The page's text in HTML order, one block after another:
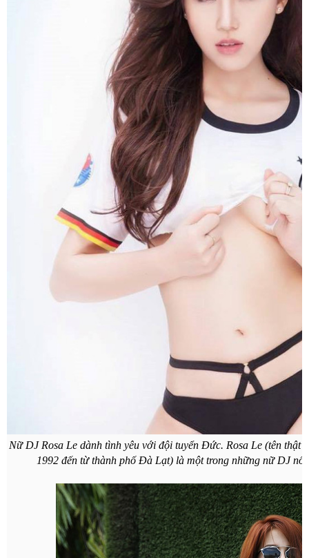
Nữ DJ Rosa Le dành tình yêu với đội tuyển Đức. Rosa Le (tên thật
1992 đến từ thành phố Đà Lạt) là một trong những nữ DJ nổi